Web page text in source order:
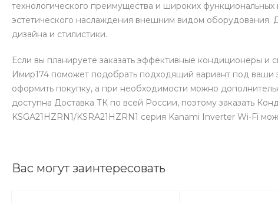
технологического преимущества и широких
эстетического наслаждения внешним видом оборудования.
дизайна и стилистики.
Если вы планируете заказать эффективные кондиционеры и
Имир174 поможет подобрать подходящий вариант под ваши
оформить покупку, а при необходимости можно
доступна Доставка ТК по всей России, поэтому заказать
KSGA21HZRN1/KSRA21HZRN1 серия Kanami Inverter Wi-Fi
Вас могут заинтересовать